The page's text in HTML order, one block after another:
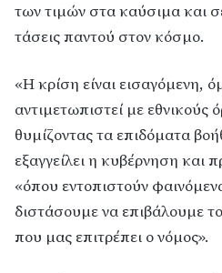
των τιμών στα καύσιμα και
τάσεις παντού στον κόσμο.
«Η κρίση είναι εισαγόμενη,
αντιμετωπιστεί με εθνικούς
θυμίζοντας τα επιδόματα
εξαγγείλει η κυβέρνηση και
«όπου εντοπιστούν
διστάσουμε να επιβάλουμε
που μας επιτρέπει ο νόμος».